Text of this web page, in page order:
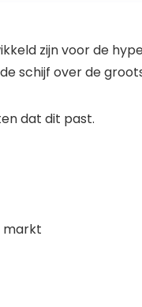
zijn voor de
schijf over de
dat dit past.
markt